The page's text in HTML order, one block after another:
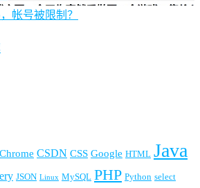
帐号被限制？
Chrome CSDN CSS Google HTML Java
JSON Linux MySQL PHP Python select